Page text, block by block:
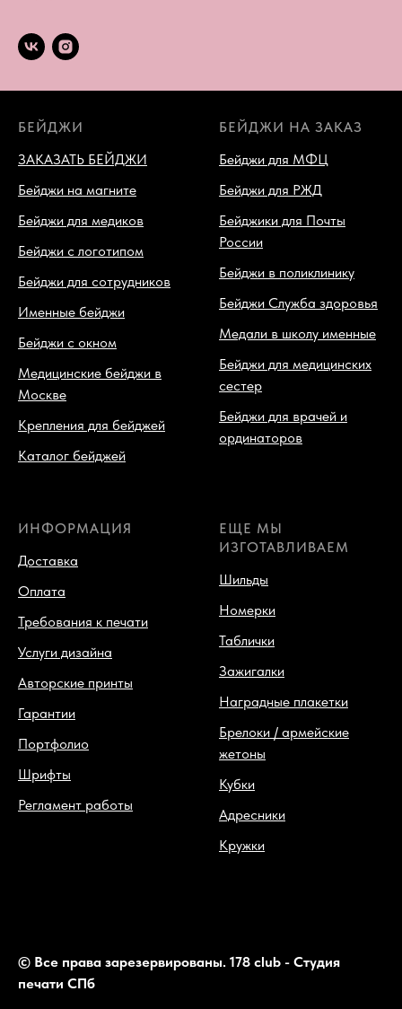
БЕЙДЖИ
ЗАКАЗАТЬ БЕЙДЖИ
Бейджи на магните
Бейджи для медиков
Бейджи с логотипом
Бейджи для сотрудников
Именные бейджи
Бейджи с окном
Медицинские бейджи в
Москве
Крепления для бейджей
Каталог бейджей
БЕЙДЖИ НА ЗАКАЗ
Бейджи для МФЦ
Бейджи для РЖД
Бейджики для Почты
России
Бейджи в поликлинику
Бейджи Служба здоровья
Медали в школу именные
Бейджи для медицинских
сестер
Бейджи для врачей и
ординаторов
ИНФОРМАЦИЯ
Доставка
Оплата
Требования к печати
Услуги дизайна
Авторские принты
Гарантии
Портфолио
Шрифты
Регламент работы
ЕЩЕ МЫ
ИЗГОТАВЛИВАЕМ
Шильды
Номерки
Таблички
Зажигалки
Наградные плакетки
Брелоки / армейские
жетоны
Кубки
Адресники
Кружки
© Все права зарезервированы. 178 club - Студия
печати СПб